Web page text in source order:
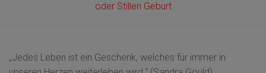
oder Stillen Geburt
„Jedes Leben ist ein Geschenk, welches für immer in